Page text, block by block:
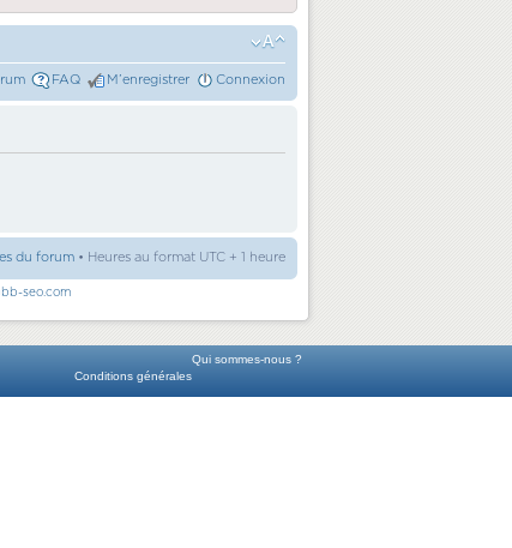
FAQ M’enregistrer Connexion
du forum • Heures au format UTC + 1 heure
seo.com
Qui sommes-nous ?
Conditions générales